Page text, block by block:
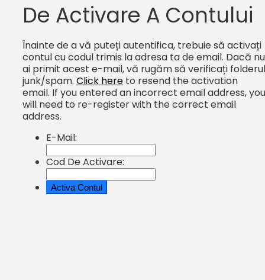
De Activare A Contului
Înainte de a vă puteți autentifica, trebuie să activați
contul cu codul trimis la adresa ta de email. Dacă nu
ai primit acest e-mail, vă rugăm să verificați folderul
junk/spam. Click here to resend the activation
email. If you entered an incorrect email address, you
will need to re-register with the correct email
address.
E-Mail:
Cod De Activare: